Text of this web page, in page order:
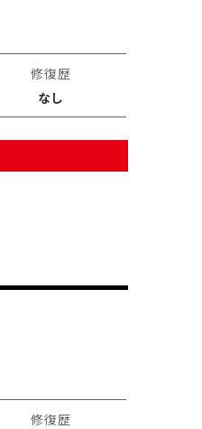
修復歴
なし
修復歴